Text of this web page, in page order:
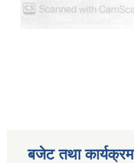
बजेट तथा कार्यक्रम